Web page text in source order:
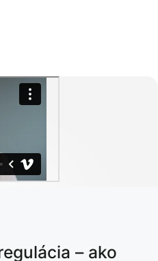
– ako